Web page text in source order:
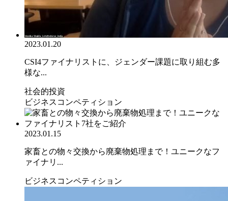
2023.01.20
CSI4ファイナリストに、ジェンダー課題に取り組む多
様な...
社会的投資
ビジネスコンペティション
2023.01.15
家畜との物々交換から廃棄物処理まで！ユニークなフ
ァイナリ...
ビジネスコンペティション